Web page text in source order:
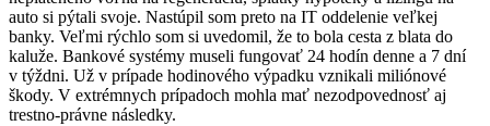
auto si pýtali svoje. Nastúpil som preto na IT oddelenie veľkej
banky. Veľmi rýchlo som si uvedomil, že to bola cesta z blata do
kaluže. Bankové systémy museli fungovať 24 hodín denne a 7 dní
v týždni. Už v prípade hodinového výpadku vznikali miliónové
škody. V extrémnych prípadoch mohla mať nezodpovednosť aj
trestno-právne následky.